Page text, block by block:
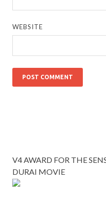
WEBSITE
V4 AWARD FOR THE
DURAI MOVIE